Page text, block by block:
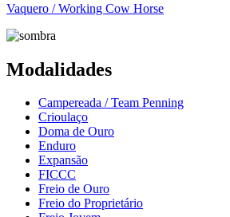
Vaquero / Working Cow Horse
Modalidades
Campereada / Team Penning
Crioulaço
Doma de Ouro
Enduro
Expansão
FICCC
Freio de Ouro
Freio do Proprietário